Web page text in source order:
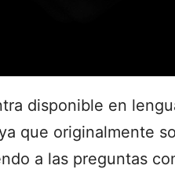
disponible en
que originalmente
a las preguntas